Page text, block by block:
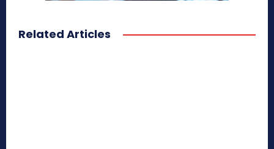
Related Articles